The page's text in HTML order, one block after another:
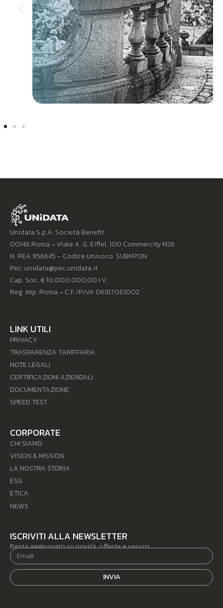
Unidata S.p.A. Società Benefit
00148 Roma – Viale A. G. Eiffel, 100 Commercity M26
N. REA 956645 – Codice Univoco: SUBM70N
Pec: unidata@pec.unidata.it
Cap. Soc. € 10.000.000,00 I.V.
Reg. Imp. Roma – C.F./P.IVA 06187081002
LINK UTILI
PRIVACY
TRASPARENZA TARIFFARIA
NOTE LEGALI
CERTIFICAZIONI AZIENDALI
DOCUMENTAZIONE
SPEED TEST
CORPORATE
CHI SIAMO
VISION & MISSION
LA NOSTRA STORIA
ESG
ETICA
NEWS
ISCRIVITI ALLA NEWSLETTER
Resta aggiornato su novità, offerte e servizi.
INVIA